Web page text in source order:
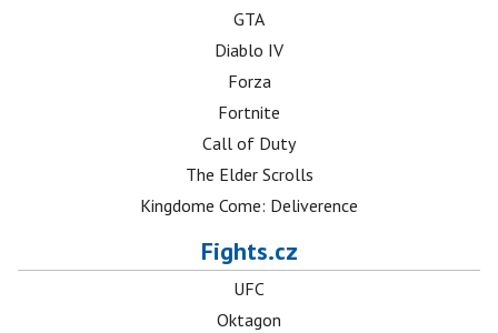
GTA
Diablo IV
Forza
Fortnite
Call of Duty
The Elder Scrolls
Kingdome Come: Deliverence
Fights.cz
UFC
Oktagon